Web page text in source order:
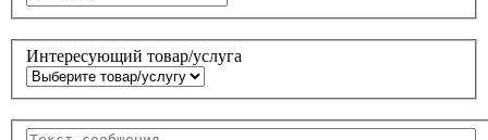
Интересующий товар/услуга